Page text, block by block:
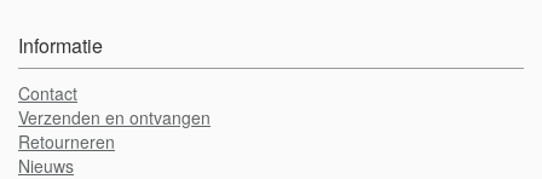
Informatie
Contact
Verzenden en ontvangen
Retourneren
Nieuws